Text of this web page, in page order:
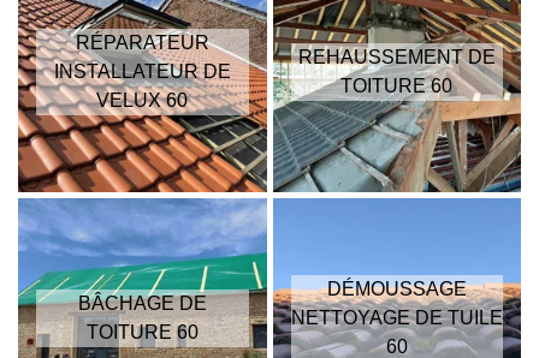
RÉPARATEUR
INSTALLATEUR DE
VELUX 60
REHAUSSEMENT DE
TOITURE 60
BÂCHAGE DE
TOITURE 60
DÉMOUSSAGE
NETTOYAGE DE TUILE
60